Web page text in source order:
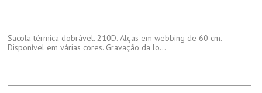
Sacola térmica dobrável. 210D. Alças em webbing de 60 cm.
Disponível em várias cores. Gravação da lo...